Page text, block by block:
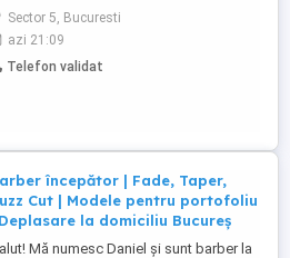
la program. Pauzele de 24 si 45
fac acasa. Detalii si informatii
au loc la interviu.
Sector 5, Bucuresti
azi 21:09
Telefon validat
începător | Fade, Taper,
Cut | Modele pentru portofoliu
la domiciliu Bucureș
Mă numesc Daniel și sunt barber la